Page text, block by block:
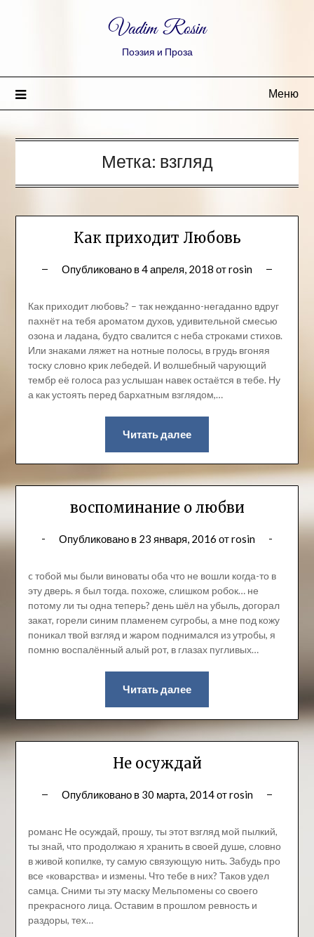
Vadim Rosin
Поэзия и Проза
Меню
Метка: взгляд
Как приходит Любовь
Опубликовано в4 апреля, 2018 отrosin
Как приходит любовь? – так нежданно-негаданно вдруг
пахнёт на тебя ароматом духов, удивительной смесью
озона и ладана, будто свалится с неба строками стихов.
Или знаками ляжет на нотные полосы, в грудь вгоняя
тоску словно крик лебедей. И волшебный чарующий
тембр её голоса раз услышан навек остаётся в тебе. Ну
а как устоять перед бархатным взглядом,…
Читать далее
воспоминание о любви
Опубликовано в 23 января, 2016 отrosin
c тобой мы были виноваты оба что не вошли когда-то в
эту дверь. я был тогда. похоже, слишком робок… не
потому ли ты одна теперь? день шёл на убыль, догорал
закат, горели синим пламенем сугробы, а мне под кожу
поникал твой взгляд и жаром поднимался из утробы, я
помню воспалённый алый рот, в глазах пугливых…
Читать далее
Не осуждай
Опубликовано в 30 марта, 2014отrosin
романс Не осуждай, прошу, ты этот взгляд мой пылкий,
ты знай, что продолжаю я хранить в своей душе, словно
в живой копилке, ту самую связующую нить. Забудь про
все «коварства» и измены. Что тебе в них? Таков удел
самца. Сними ты эту маску Мельпомены со своего
прекрасного лица. Оставим в прошлом ревность и
раздоры, тех…